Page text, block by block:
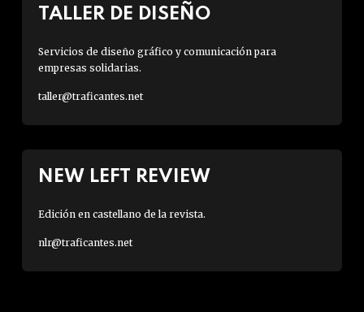
TALLER DE DISEÑO
Servicios de diseño gráfico y comunicación para
empresas solidarias.
taller@traficantes.net
NEW LEFT REVIEW
Edición en castellano de la revista.
nlr@traficantes.net